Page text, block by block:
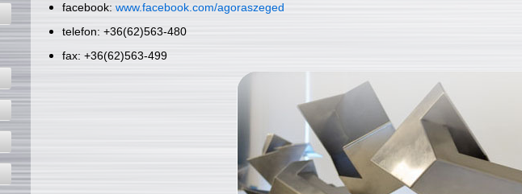
facebook: www.facebook.com/agoraszeged
telefon: +36(62)563-480
fax: +36(62)563-499